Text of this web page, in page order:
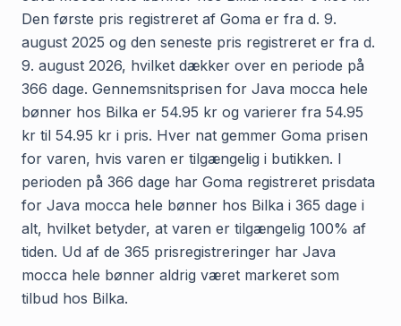
Den første pris registreret af Goma er fra d. 9.
august 2025 og den seneste pris registreret er fra d.
9. august 2026, hvilket dækker over en periode på
366 dage. Gennemsnitsprisen for Java mocca hele
bønner hos Bilka er 54.95 kr og varierer fra 54.95
kr til 54.95 kr i pris. Hver nat gemmer Goma prisen
for varen, hvis varen er tilgængelig i butikken. I
perioden på 366 dage har Goma registreret prisdata
for Java mocca hele bønner hos Bilka i 365 dage i
alt, hvilket betyder, at varen er tilgængelig 100% af
tiden. Ud af de 365 prisregistreringer har Java
mocca hele bønner aldrig været markeret som
tilbud hos Bilka.